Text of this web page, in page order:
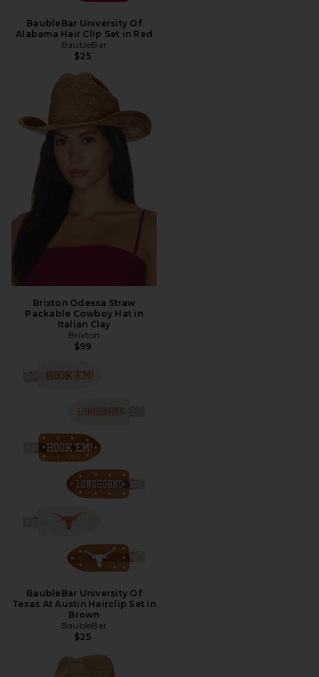
BaubleBar University Of
Alabama Hair Clip Set in Red
BaubleBar
$25
Brixton Odessa Straw
Packable Cowboy Hat in
Italian Clay
Brixton
$99
BaubleBar University Of
Texas At Austin Hairclip Set in
Brown
BaubleBar
$25